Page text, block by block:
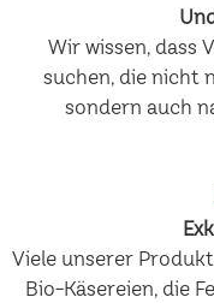
Wir wissen, dass
suchen, die nicht
sondern auch
Viele unserer
Bio-Käsereien, die